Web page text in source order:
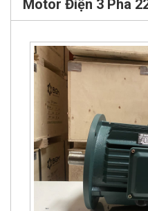
Motor Điện 3 Pha